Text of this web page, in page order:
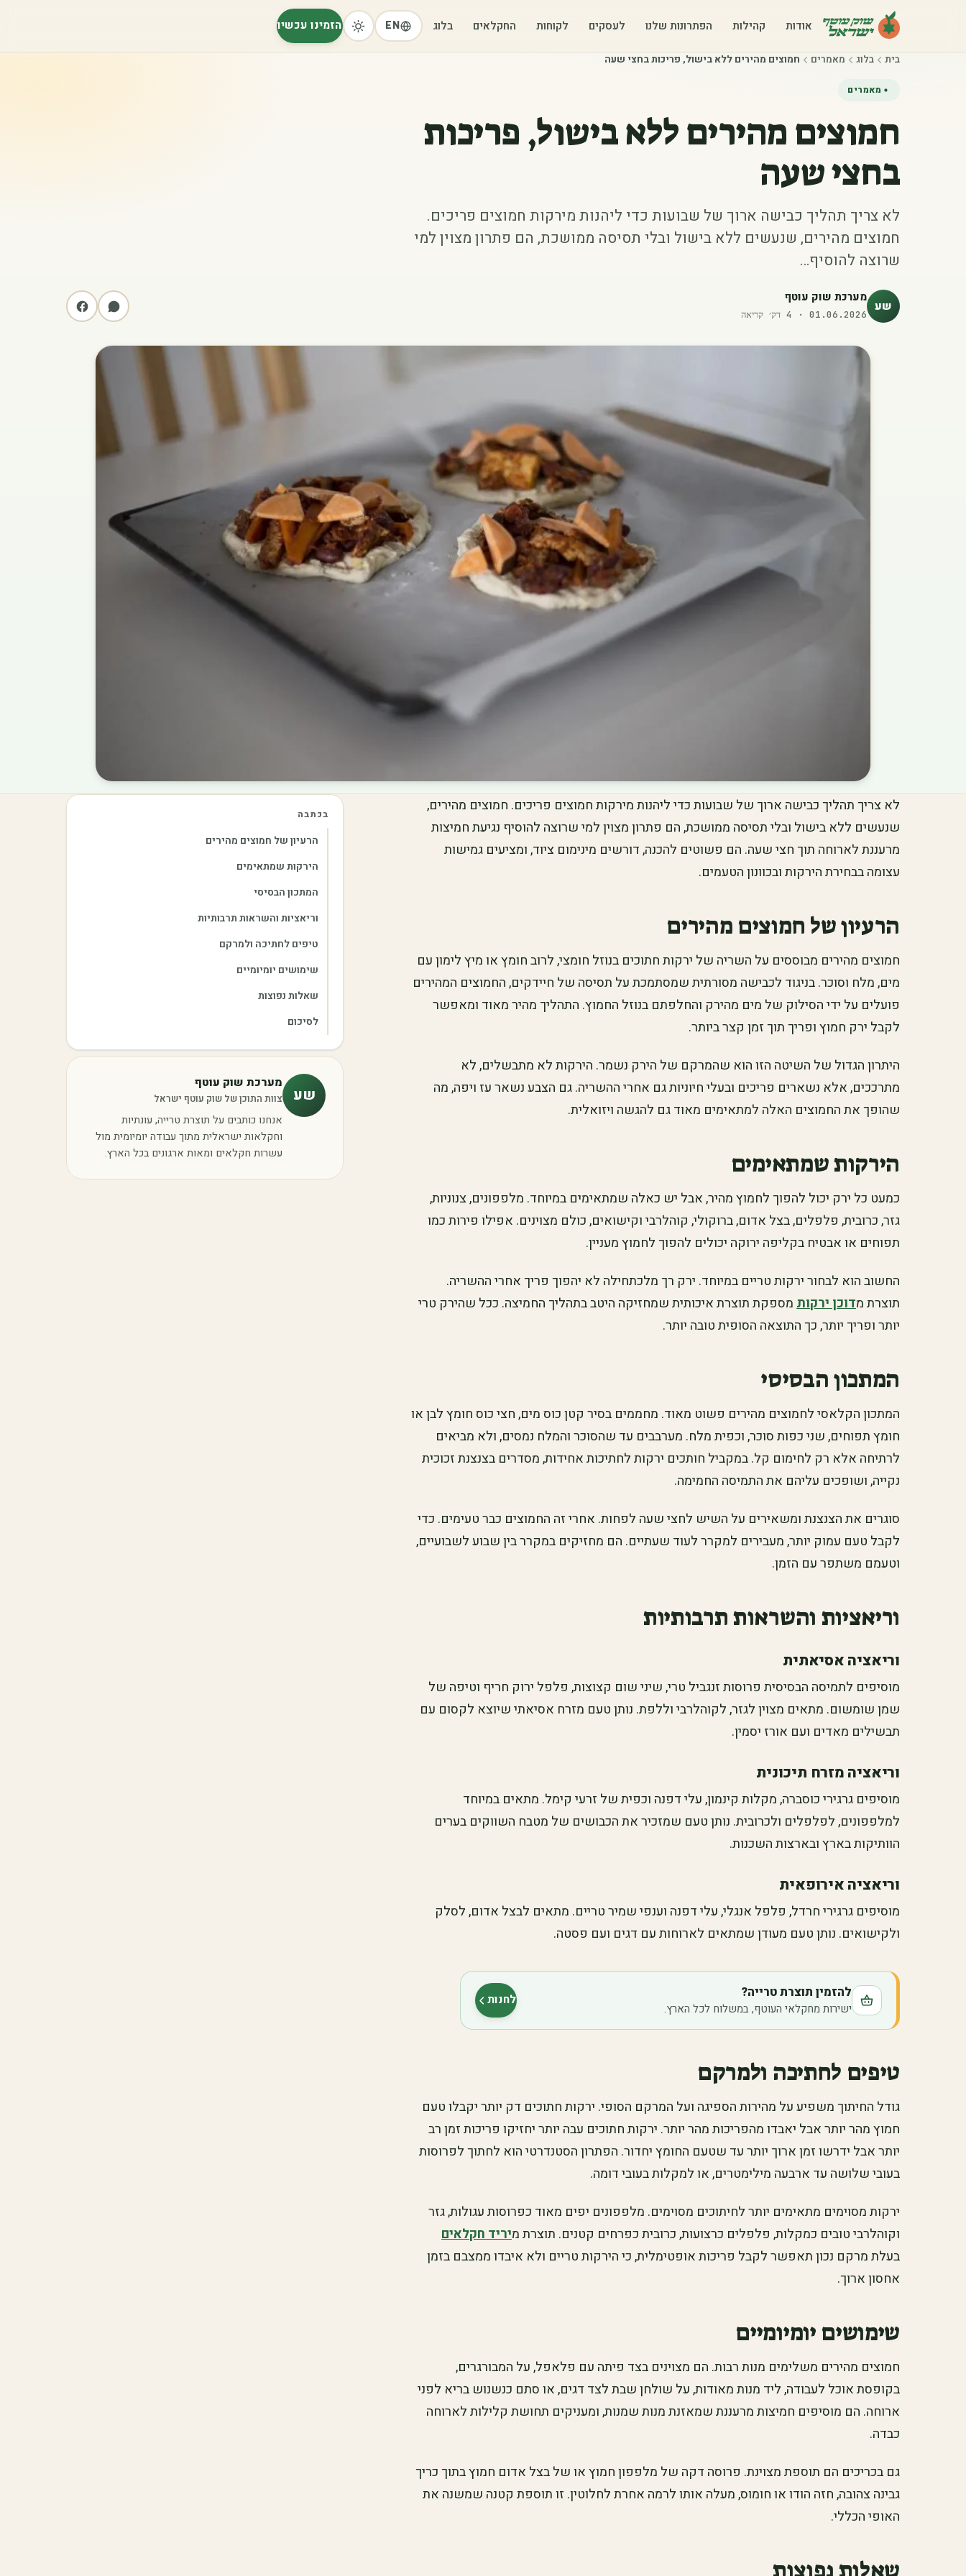
אודות קהילות הפתרונות שלנו לעסקים לקוחות החקלאים בלוג EN הזמינו עכשיו
בית בלוג מאמרים חמוצים מהירים ללא בישול, פריכות בחצי שעה
מאמרים
חמוצים מהירים ללא בישול, פריכות
בחצי שעה
לא צריך תהליך כבישה ארוך של שבועות כדי ליהנות מירקות חמוצים פריכים.
חמוצים מהירים, שנעשים ללא בישול ובלי תסיסה ממושכת, הם פתרון מצוין למי
שרוצה להוסיף…
שע מערכת שוק עוטף
01.06.2026
·
4 דק׳ קריאה
לא צריך תהליך כבישה ארוך של שבועות כדי ליהנות מירקות חמוצים פריכים. חמוצים מהירים,
שנעשים ללא בישול ובלי תסיסה ממושכת, הם פתרון מצוין למי שרוצה להוסיף נגיעת חמיצות
מרעננת לארוחה תוך חצי שעה. הם פשוטים להכנה, דורשים מינימום ציוד, ומציעים גמישות
עצומה בבחירת הירקות ובכוונון הטעמים.
הרעיון של חמוצים מהירים
חמוצים מהירים מבוססים על השריה של ירקות חתוכים בנוזל חומצי, לרוב חומץ או מיץ לימון עם
מים, מלח וסוכר. בניגוד לכבישה מסורתית שמסתמכת על תסיסה של חיידקים, החמוצים המהירים
פועלים על ידי הסילוק של מים מהירק והחלפתם בנוזל החמוץ. התהליך מהיר מאוד ומאפשר
לקבל ירק חמוץ ופריך תוך זמן קצר ביותר.
היתרון הגדול של השיטה הזו הוא שהמרקם של הירק נשמר. הירקות לא מתבשלים, לא
מתרככים, אלא נשארים פריכים ובעלי חיוניות גם אחרי ההשריה. גם הצבע נשאר עז ויפה, מה
שהופך את החמוצים האלה למתאימים מאוד גם להגשה ויזואלית.
הירקות שמתאימים
כמעט כל ירק יכול להפוך לחמוץ מהיר, אבל יש כאלה שמתאימים במיוחד. מלפפונים, צנוניות,
גזר, כרובית, פלפלים, בצל אדום, ברוקולי, קוהלרבי וקישואים, כולם מצוינים. אפילו פירות כמו
תפוחים או אבטיח בקליפה ירוקה יכולים להפוך לחמוץ מעניין.
החשוב הוא לבחור ירקות טריים במיוחד. ירק רך מלכתחילה לא יהפוך פריך אחרי ההשריה.
תוצרת מדוכן ירקותמספקת תוצרת איכותית שמחזיקה היטב בתהליך החמיצה. ככל שהירק טרי
יותר ופריך יותר, כך התוצאה הסופית טובה יותר.
המתכון הבסיסי
המתכון הקלאסי לחמוצים מהירים פשוט מאוד. מחממים בסיר קטן כוס מים, חצי כוס חומץ לבן או
חומץ תפוחים, שני כפות סוכר, וכפית מלח. מערבבים עד שהסוכר והמלח נמסים, ולא מביאים
לרתיחה אלא רק לחימום קל. במקביל חותכים ירקות לחתיכות אחידות, מסדרים בצנצנת זכוכית
נקייה, ושופכים עליהם את התמיסה החמימה.
סוגרים את הצנצנת ומשאירים על השיש לחצי שעה לפחות. אחרי זה החמוצים כבר טעימים. כדי
לקבל טעם עמוק יותר, מעבירים למקרר לעוד שעתיים. הם מחזיקים במקרר בין שבוע לשבועיים,
וטעמם משתפר עם הזמן.
וריאציות והשראות תרבותיות
וריאציה אסיאתית
מוסיפים לתמיסה הבסיסית פרוסות זנגביל טרי, שיני שום קצוצות, פלפל ירוק חריף וטיפה של
שמן שומשום. מתאים מצוין לגזר, לקוהלרבי וללפת. נותן טעם מזרח אסיאתי שיוצא לקסום עם
תבשילים מאדים ועם אורז יסמין.
וריאציה מזרח תיכונית
מוסיפים גרגירי כוסברה, מקלות קינמון, עלי דפנה וכפית של זרעי קימל. מתאים במיוחד
למלפפונים, לפלפלים ולכרובית. נותן טעם שמזכיר את הכבושים של מטבח השווקים בערים
הוותיקות בארץ ובארצות השכנות.
וריאציה אירופאית
מוסיפים גרגירי חרדל, פלפל אנגלי, עלי דפנה וענפי שמיר טריים. מתאים לבצל אדום, לסלק
ולקישואים. נותן טעם מעודן שמתאים לארוחות עם דגים ועם פסטה.
להזמין תוצרת טרייה?
ישירות מחקלאי העוטף, במשלוח לכל הארץ.
לחנות(נפתח בלשונית חדשה)
טיפים לחתיכה ולמרקם
גודל החיתוך משפיע על מהירות הספיגה ועל המרקם הסופי. ירקות חתוכים דק יותר יקבלו טעם
חמוץ מהר יותר אבל יאבדו מהפריכות מהר יותר. ירקות חתוכים עבה יותר יחזיקו פריכות זמן רב
יותר אבל ידרשו זמן ארוך יותר עד שטעם החומץ יחדור. הפתרון הסטנדרטי הוא לחתוך לפרוסות
בעובי שלושה עד ארבעה מילימטרים, או למקלות בעובי דומה.
ירקות מסוימים מתאימים יותר לחיתוכים מסוימים. מלפפונים יפים מאוד כפרוסות עגולות, גזר
וקוהלרבי טובים כמקלות, פלפלים כרצועות, כרובית כפרחים קטנים. תוצרת מיריד חקלאים
בעלת מרקם נכון תאפשר לקבל פריכות אופטימלית, כי הירקות טריים ולא איבדו ממצבם בזמן
אחסון ארוך.
שימושים יומיומיים
חמוצים מהירים משלימים מנות רבות. הם מצוינים בצד פיתה עם פלאפל, על המבורגרים,
בקופסת אוכל לעבודה, ליד מנות מאודות, על שולחן שבת לצד דגים, או סתם כנשנוש בריא לפני
ארוחה. הם מוסיפים חמיצות מרעננת שמאזנת מנות שמנות, ומעניקים תחושת קלילות לארוחה
כבדה.
גם בכריכים הם תוספת מצוינת. פרוסה דקה של מלפפון חמוץ או של בצל אדום חמוץ בתוך כריך
גבינה צהובה, חזה הודו או חומוס, מעלה אותו לרמה אחרת לחלוטין. זו תוספת קטנה שמשנה את
האופי הכללי.
בכתבה
הרעיון של חמוצים מהירים
הירקות שמתאימים
המתכון הבסיסי
וריאציות והשראות תרבותיות
טיפים לחתיכה ולמרקם
שימושים יומיומיים
שאלות נפוצות
לסיכום
שע
מערכת שוק עוטף
צוות התוכן של שוק עוטף ישראל
אנחנו כותבים על תוצרת טרייה, עונתיות
וחקלאות ישראלית מתוך עבודה יומיומית מול
עשרות חקלאים ומאות ארגונים בכל הארץ.